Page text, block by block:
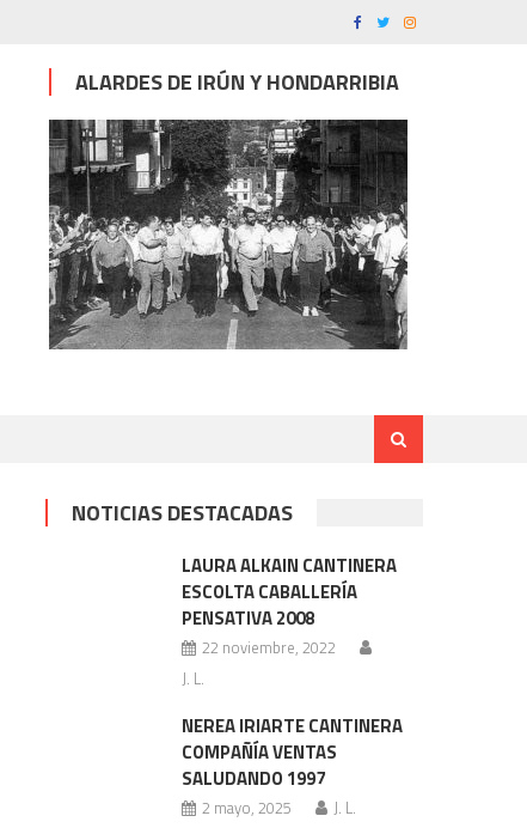
ALARDES DE IRÚN Y HONDARRIBIA
NOTICIAS DESTACADAS
LAURA ALKAIN CANTINERA
ESCOLTA CABALLERÍA
PENSATIVA 2008
22 noviembre, 2022
J. L.
NEREA IRIARTE CANTINERA
COMPAÑÍA VENTAS
SALUDANDO 1997
2 mayo, 2025 J. L.